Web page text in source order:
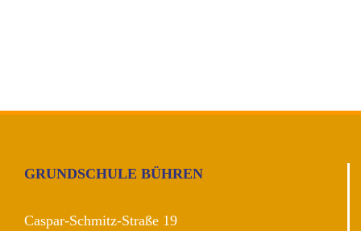
GRUNDSCHULE BÜHREN
Caspar-Schmitz-Straße 19